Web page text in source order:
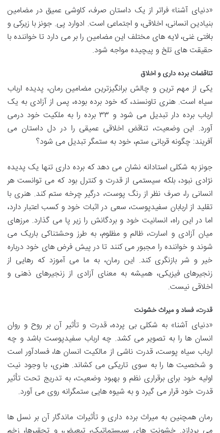
«دنیای آشنا» فراتر از یک داستان صرف، کاوشی عمیق در مضامین
بنیادین انسانی، اخلاقی، و اجتماعی است. ادوارد پی. جونز با زیرکی و
بافتی غنی، لایه های مختلف این مضامین را بر می دارد تا خواننده با
حقیقت های تلخ و پیچیده مواجه شود.
تناقضات برده داری و اخلاق
یکی از مهم ترین و چالش برانگیزترین مضامین رمان، پدیده ارباب
سیاه است. هنری تاونسند، که خود برده بوده، پس از آزادی به یک
ارباب برده دار تبدیل می شود و ۳۳ برده را به ملکیت خود درمی
آورد. این وضعیت، تناقض اخلاقی عمیقی را در دل داستان می
آفریند: چگونه قربانی ستم، خود به ستمگر تبدیل می شود؟
جونز به شکلی استادانه نشان می دهد که برده داری تنها یک پدیده
نژادی نبود، بلکه سیستمی از قدرت و کنترل بود که می توانست هر
انسانی را، صرف نظر از رنگ پوست، درگیر چرخه ستم کند. هنری با
تقلید از اربابان سفیدپوست، سعی در اثبات خود و کسب اعتبار دارد،
اما در این راه، انسانیت خود و بردگانش را زیر پا می گذارد. مرزهای
میان آزادی و اسارت، ظالم و مظلوم، به طرز وحشتناکی باریک می
شوند و خواننده را مجبور می کنند تا در پیش فرض های خود درباره
خیر و شر بازنگری کند. این رمان، به ما می آموزد که رهایی از
زنجیرهای فیزیکی، همیشه به معنای آزادی از زنجیرهای ذهنی و
اخلاقی نیست.
قدرت، فساد و میراث خشونت
«دنیای آشنا» به شکلی بی پرده، قدرت و تأثیر آن بر روح و روان
انسان ها را به تصویر می کشد. چه ارباب سفیدپوست باشد و چه
ارباب سیاه پوست، قدرت ناشی از مالکیت انسان ها، فسادآور است
و شخصیت ها را به سوی تاریکی می کشاند. هنری، با وجود نیت
اولیه خود برای برقراری نظم و بهبود وضعیت، به تدریج تحت تأثیر
قدرت خود قرار می گیرد و به شیوه هایی ستمگرانه روی می آورد.
رمان همچنین به میراث برده داری و تأثیرات ماندگار آن بر نسل ها